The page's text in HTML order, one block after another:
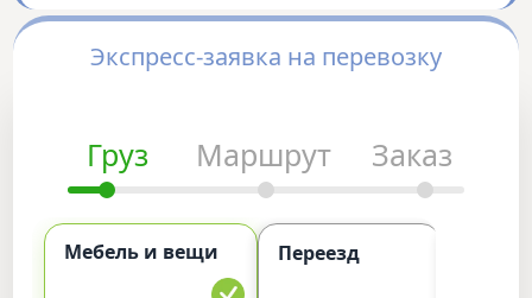
Экспресс-заявка на перевозку
Груз Маршрут Заказ
Мебель и вещи Переезд